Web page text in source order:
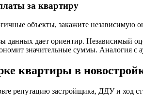
за квартиру
объекты, закажите независимую
данных дает ориентир. Независимый
значительные суммы. Аналогия с
квартиры в
репутацию застройщика, ДДУ и ход